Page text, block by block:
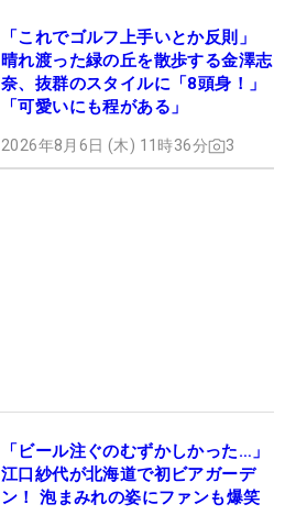
「これでゴルフ上手いとか反則」
晴れ渡った緑の丘を散歩する金澤志
奈、抜群のスタイルに「8頭身！」
「可愛いにも程がある」
2026年8月6日 (木) 11時36分 3
「ビール注ぐのむずかしかった…」
江口紗代が北海道で初ビアガーデ
ン！ 泡まみれの姿にファンも爆笑